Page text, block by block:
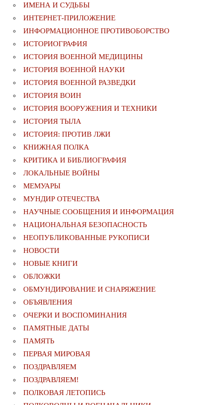
ИМЕНА И СУДЬБЫ
ИНТЕРНЕТ-ПРИЛОЖЕНИЕ
ИНФОРМАЦИОННОЕ ПРОТИВОБОРСТВО
ИСТОРИОГРАФИЯ
ИСТОРИЯ ВОЕННОЙ МЕДИЦИНЫ
ИСТОРИЯ ВОЕННОЙ НАУКИ
ИСТОРИЯ ВОЕННОЙ РАЗВЕДКИ
ИСТОРИЯ ВОИН
ИСТОРИЯ ВООРУЖЕНИЯ И ТЕХНИКИ
ИСТОРИЯ ТЫЛА
ИСТОРИЯ: ПРОТИВ ЛЖИ
КНИЖНАЯ ПОЛКА
КРИТИКА И БИБЛИОГРАФИЯ
ЛОКАЛЬНЫЕ ВОЙНЫ
МЕМУАРЫ
МУНДИР ОТЕЧЕСТВА
НАУЧНЫЕ СООБЩЕНИЯ И ИНФОРМАЦИЯ
НАЦИОНАЛЬНАЯ БЕЗОПАСНОСТЬ
НЕОПУБЛИКОВАННЫЕ РУКОПИСИ
НОВОСТИ
НОВЫЕ КНИГИ
ОБЛОЖКИ
ОБМУНДИРОВАНИЕ И СНАРЯЖЕНИЕ
ОБЪЯВЛЕНИЯ
ОЧЕРКИ И ВОСПОМИНАНИЯ
ПАМЯТНЫЕ ДАТЫ
ПАМЯТЬ
ПЕРВАЯ МИРОВАЯ
ПОЗДРАВЛЯЕМ
ПОЗДРАВЛЯЕМ!
ПОЛКОВАЯ ЛЕТОПИСЬ